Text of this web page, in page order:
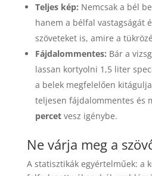
Teljes kép: Nemcsak a bél
hanem a bélfal vastagságát
szöveteket is, amire a
Fájdalommentes: Bár a
lassan kortyolni 1,5 liter
a belek megfelelően
teljesen fájdalommentes és
percetvesz igénybe.
Ne várja meg a
A statisztikák egyértelműek: a